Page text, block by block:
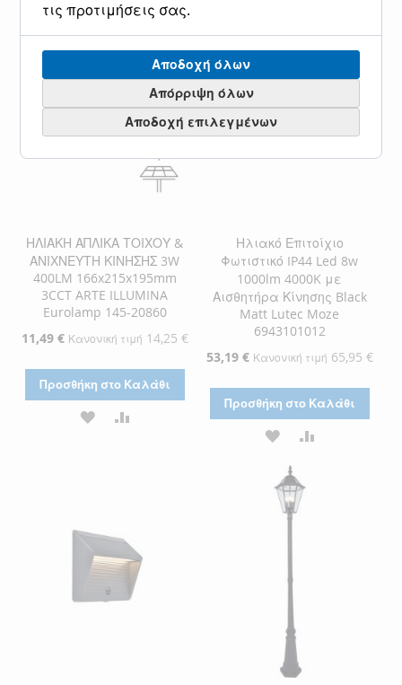
ΣΤΗ
ΕΠΙΘΥΜΙΏΝ
ΓΙΑ
ΕΠΙΘΥΜΙΏΝ
ΗΛΙΑΚΗ ΑΠΛΙΚΑ ΤΟΙΧΟΥ &
ΑΝΙΧΝΕΥΤΗ ΚΙΝΗΣΗΣ 3W
400LM 166x215x195mm
3CCT ARTE ILLUMINA
Eurolamp 145-20860
Ειδική
11,49 € Κανονική τιμή 14,25 €
Προσθήκη στο Καλάθι
ΠΡΟΣΘΉΚΗ
Ηλιακό Επιτοίχιο
Φωτιστικό IP44 Led 8w
1000lm 4000K με
Αισθητήρα Κίνησης Black
Matt Lutec Moze
6943101012
Ειδική
53,19 € Κανονική τιμή 65,95 €
Προσθήκη στο Καλάθι
ΠΡΟΣΘΉΚΗ
ΣΤΗ
ΛΊΣΤΑ
τις προτιμήσεις σας.
Αποδοχή όλων
Απόρριψη όλων
Αποδοχή επιλεγμένων